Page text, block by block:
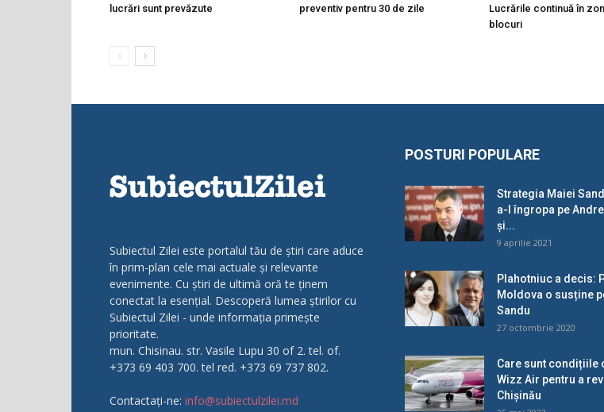
lucrări sunt prevăzute
preventiv pentru 30 de zile
Lucrările continuă în
blocuri
Subiectul Zilei este portalul tău de știri care aduce
în prim-plan cele mai actuale și relevante
evenimente. Cu știri de ultimă oră te ținem
conectat la esențial. Descoperă lumea știrilor cu
Subiectul Zilei - unde informația primește
prioritate.
mun. Chisinau. str. Vasile Lupu 30 of 2. tel. of.
+373 69 403 700. tel red. +373 69 737 802.
Contactați-ne: info@subiectulzilei.md
POSTURI POPULARE
Strategia Maiei
a-l îngropa pe
și...
9 aprilie 2021
Plahotniuc a decis:
Moldova o susține
Sandu
27 octombrie 2020
Care sunt condițiile
Wizz Air pentru a
Chișinău